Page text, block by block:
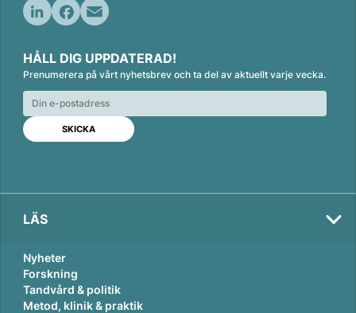
n
k
e
d
n
c
e
b
o
o
k
a
i
l
HÅLL DIG UPPDATERAD!
Prenumerera på vårt nyhetsbrev och ta del av aktuellt varje vecka.
LÄS
Nyheter
Forskning
Tandvård & politik
Metod, klinik & praktik